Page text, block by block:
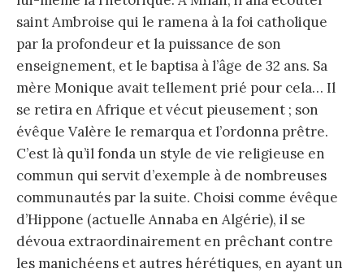
saint Ambroise qui le ramena à la foi catholique
par la profondeur et la puissance de son
enseignement, et le baptisa à l’âge de 32 ans. Sa
mère Monique avait tellement prié pour cela… Il
se retira en Afrique et vécut pieusement ; son
évêque Valère le remarqua et l’ordonna prêtre.
C’est là qu’il fonda un style de vie religieuse en
commun qui servit d’exemple à de nombreuses
communautés par la suite. Choisi comme évêque
d’Hippone (actuelle Annaba en Algérie), il se
dévoua extraordinairement en prêchant contre
les manichéens et autres hérétiques, en ayant un